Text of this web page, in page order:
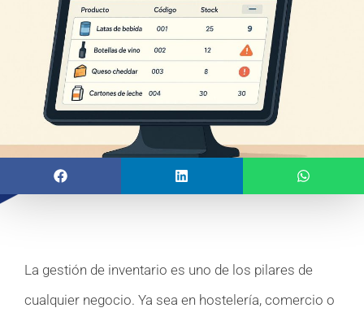
La gestión de inventario es uno de los pilares de
cualquier negocio. Ya sea en hostelería, comercio o